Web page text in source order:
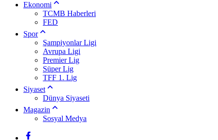
Ekonomi
TCMB Haberleri
FED
Spor
Şampiyonlar Ligi
Avrupa Ligi
Premier Lig
Süper Lig
TFF 1. Lig
Siyaset
Dünya Siyaseti
Magazin
Sosyal Medya